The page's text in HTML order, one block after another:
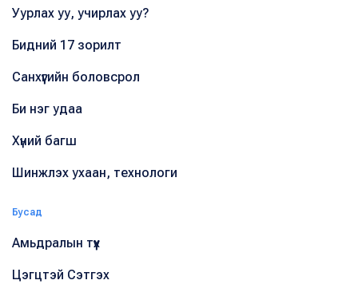
Уурлах уу, учирлах уу?
Бидний 17 зорилт
Санхүүгийн боловсрол
Би нэг удаа
Хүний багш
Шинжлэх ухаан, технологи
Бусад
Амьдралын түүх
Цэгцтэй Сэтгэх